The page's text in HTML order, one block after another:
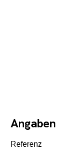
Angaben
Referenz